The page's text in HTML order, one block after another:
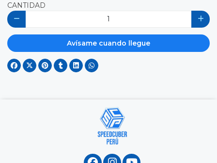
CANTIDAD
Avísame cuando llegue